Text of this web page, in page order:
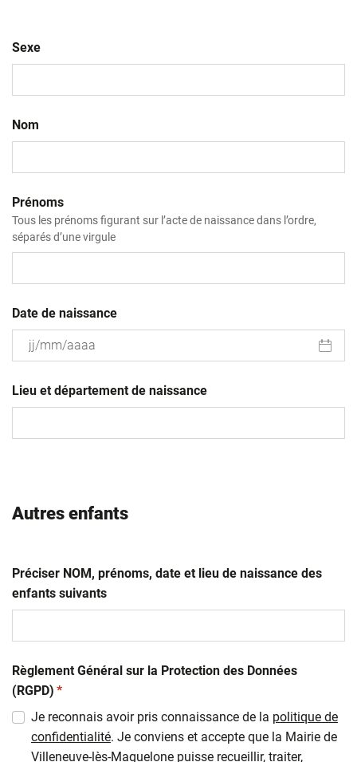
Sexe
Nom
Prénoms
Tous les prénoms figurant sur l’acte de naissance dans l’ordre,
séparés d’une virgule
Date de naissance
slash
MM
Lieu et département de naissance
Autres enfants
Préciser NOM, prénoms, date et lieu de naissance des
enfants suivants
Règlement Général sur la Protection des Données
(RGPD) (obligatoire)
*
Je reconnais avoir pris connaissance de la politique de
confidentialité. Je conviens et accepte que la Mairie de
Villeneuve-lès-Maguelone puisse recueillir, traiter,